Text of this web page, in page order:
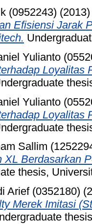
(0952243)
Efisiensi Jarak
Yulianto
Loyalitas
Yulianto
Loyalitas
Sallim
XL Berdasarkan
thesis,
Arief (0352180)
Merek Imitasi